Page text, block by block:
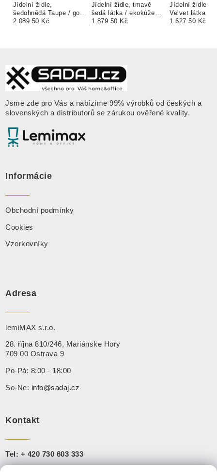
Jídelní židle,
šedohnědá Taupe / gold
chrom-zlatý, PERLIA
2 089.50 Kč
Jídelní židle, tmavě
šedá látka / ekokůže
bílá / chrom, SALOMA
1 879.50 Kč
Jídelní židle,
Velvet látka /
SALOMA NEW
1 627.50 Kč
Jsme zde pro Vás a nabízíme 99% výrobků od českých a
slovenských a distributorů se zárukou ověřené kvality.
Informácie
Obchodní podmínky
Cookies
Vzorkovníky
Adresa
lemiMAX s.r.o.
28. října 810/246, Mariánske Hory
709 00 Ostrava 9
Po-Pá: 8:00 - 18:00
So-Ne: info@sadaj.cz
Kontakt
Tel: + 420 730 603 333